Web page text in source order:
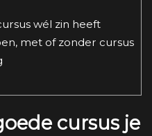
wél zin heeft
met of zonder cursus
cursus je